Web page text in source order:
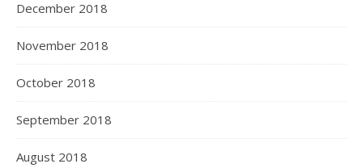
December 2018
November 2018
October 2018
September 2018
August 2018